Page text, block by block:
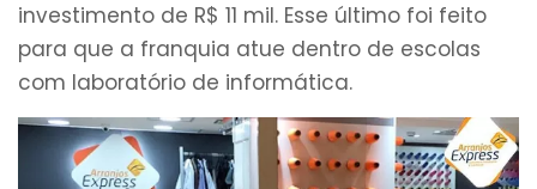
investimento de R$ 11 mil. Esse último foi feito
para que a franquia atue dentro de escolas
com laboratório de informática.